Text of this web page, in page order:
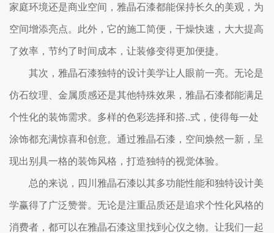
家庭环境还是商业空间，雅晶石漆都能保持长久的美观，为
空间增添亮点。此外，它的施工简便，干燥快速，大大提高
了效率，节约了时间成本，让装修变得更加便捷。
其次，雅晶石漆独特的设计美学让人眼前一亮。无论是
仿石纹理、金属质感还是其他特殊效果，雅晶石漆都能满足
个性化的装饰需求。多样的色彩选择和搭..式，使得每一处
涂饰都充满惊喜和创意。通过雅晶石漆，空间焕然一新，呈
现出别具一格的装饰风格，打造独特的视觉体验。
总的来说，四川雅晶石漆以其多功能性能和独特设计美
学赢得了广泛赞誉。无论是注重品质还是追求个性化风格的
消费者，都可以在雅晶石漆这里找到心仪之物。让我们一起